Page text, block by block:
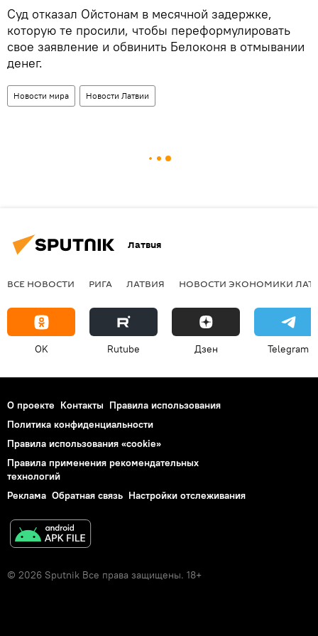
Суд отказал Ойстонам в месячной задержке,
которую те просили, чтобы переформулировать
свое заявление и обвинить Белоконя в отмывании
денег.
Новости мира Новости Латвии
Латвия
ВСЕ НОВОСТИ РИГА ЛАТВИЯ НОВОСТИ ЭКОНОМИКИ
OK Rutube Дзен Telegram
О проекте Контакты Правила использования
Политика конфиденциальности
Правила использования «cookie»
Правила применения рекомендательных
технологий
Реклама Обратная связь Настройки отслеживания
© 2026 Sputnik Все права защищены. 18+